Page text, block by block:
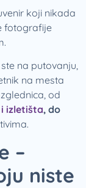
koji nikada
fotografije
na putovanju,
na mesta
od
izletišta, do
–
niste